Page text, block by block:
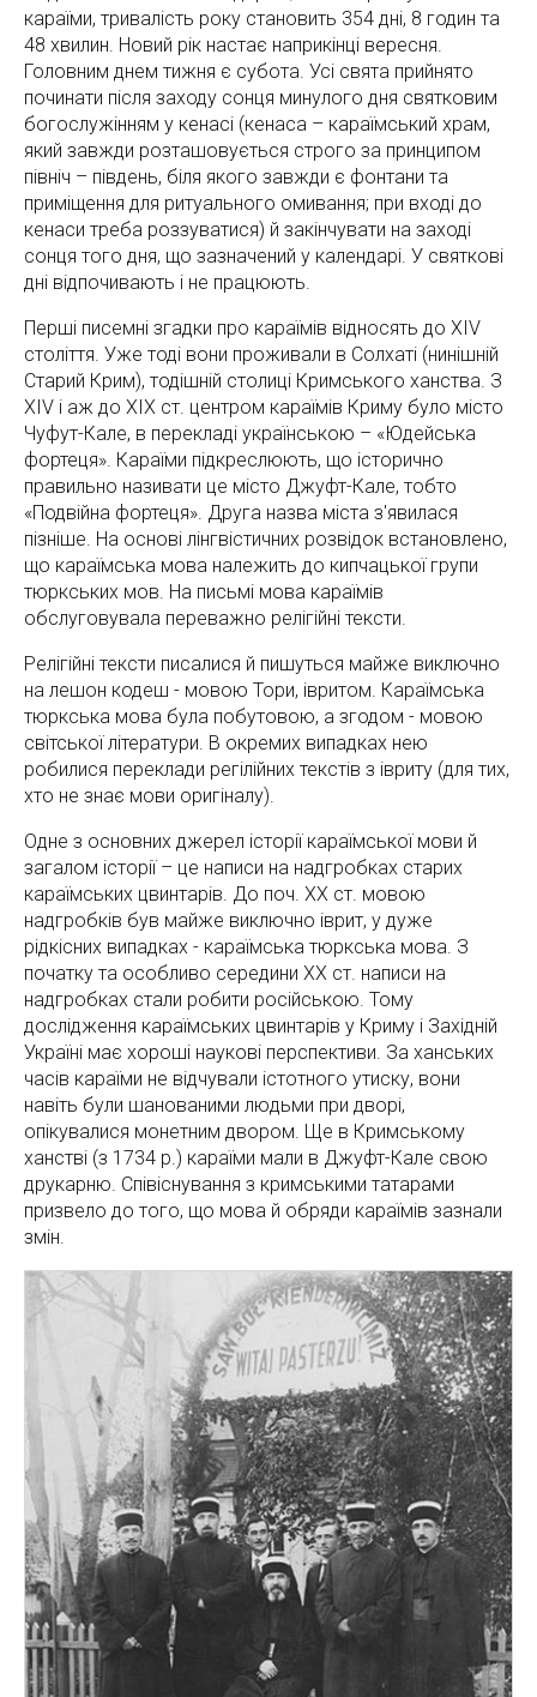
караїми, тривалість року становить 354 дні, 8 годин та
48 хвилин. Новий рік настає наприкінці вересня.
Головним днем тижня є субота. Усі свята прийнято
починати після заходу сонця минулого дня святковим
богослужінням у кенасі (кенаса – караїмський храм,
який завжди розташовується строго за принципом
північ – південь, біля якого завжди є фонтани та
приміщення для ритуального омивання; при вході до
кенаси треба роззуватися) й закінчувати на заході
сонця того дня, що зазначений у календарі. У святкові
дні відпочивають і не працюють.
Перші писемні згадки про караїмів відносять до XIV
століття. Уже тоді вони проживали в Солхаті (нинішній
Старий Крим), тодішній столиці Кримського ханства. З
ХІV і аж до XIX ст. центром караїмів Криму було місто
Чуфут-Кале, в перекладі українською – «Юдейська
фортеця». Караїми підкреслюють, що історично
правильно називати це місто Джуфт-Кале, тобто
«Подвійна фортеця». Друга назва міста з'явилася
пізніше. На основі лінгвістичних розвідок встановлено,
що караїмська мова належить до кипчацької групи
тюркських мов. На письмі мова караїмів
обслуговувала переважно релігійні тексти.
Релігійні тексти писалися й пишуться майже виключно
на лешон кодеш - мовою Тори, івритом. Караїмська
тюркська мова була побутовою, а згодом - мовою
світської літератури. В окремих випадках нею
робилися переклади регілійних текстів з івриту (для тих,
хто не знає мови оригіналу).
Одне з основних джерел історії караїмської мови й
загалом історії – це написи на надгробках старих
караїмських цвинтарів. До поч. ХХ ст. мовою
надгробків був майже виключно іврит, у дуже
рідкісних випадках - караїмська тюркська мова. З
початку та особливо середини ХХ ст. написи на
надгробках стали робити російською. Тому
дослідження караїмських цвинтарів у Криму і Західній
Україні має хороші наукові перспективи. За ханських
часів караїми не відчували істотного утиску, вони
навіть були шанованими людьми при дворі,
опікувалися монетним двором. Ще в Кримському
ханстві (з 1734 р.) караїми мали в Джуфт-Кале свою
друкарню. Співіснування з кримськими татарами
призвело до того, що мова й обряди караїмів зазнали
змін.